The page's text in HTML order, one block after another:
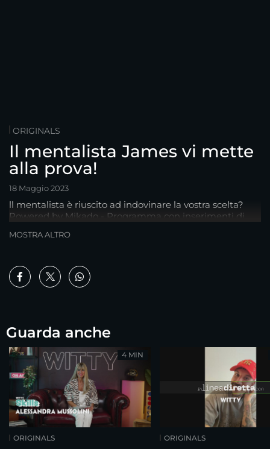
ORIGINALS
Il mentalista James vi mette
alla prova!
18 Maggio 2023
ll mentalista è riuscito ad indovinare la vostra scelta?
Powered by Mikado - Programma con inserimenti di
MOSTRA ALTRO
Guarda anche
ORIGINALS
4 MIN
ORIGINALS